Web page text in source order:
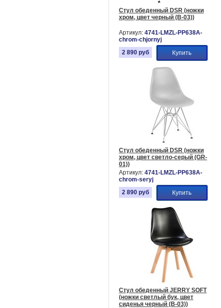
Стул обеденный DSR (ножки
хром, цвет черный (B-03))
Артикул: 4741-LMZL-PP638A-
chrom-chjornyj
2 890 руб Купить
Стул обеденный DSR (ножки
хром, цвет светло-серый (GR-
01))
Артикул: 4741-LMZL-PP638A-
chrom-seryj
2 890 руб Купить
Стул обеденный JERRY SOFT
(ножки светлый бук, цвет
сиденья черный (B-03))